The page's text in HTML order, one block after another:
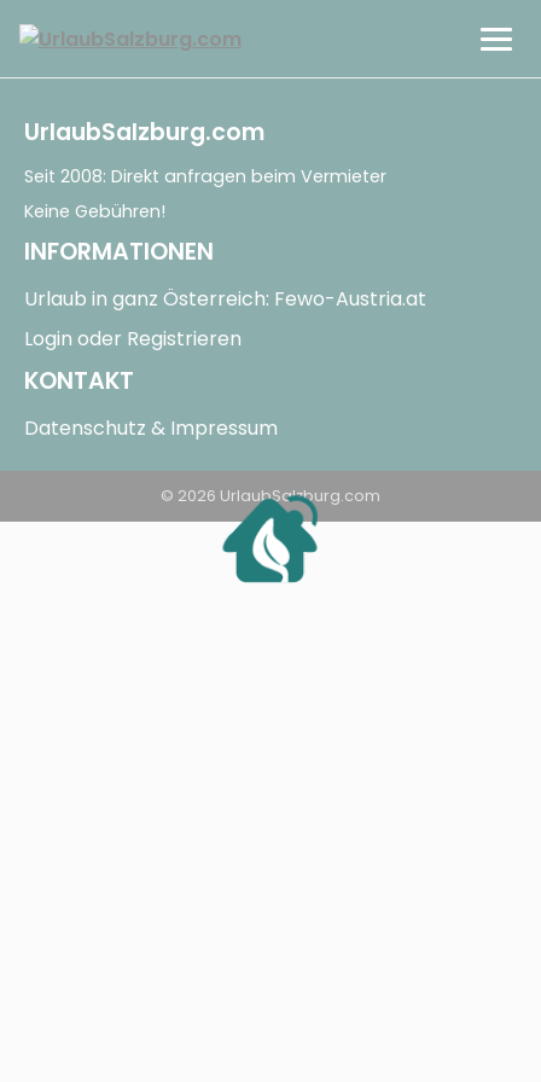
Berge & Natur
Land & See
UrlaubSalzburg.com
Seit 2008: Direkt anfragen beim Vermieter
Keine Gebühren!
INFORMATIONEN
Urlaub in ganz Österreich: Fewo-Austria.at
Login oder Registrieren
KONTAKT
Datenschutz & Impressum
© 2026 UrlaubSalzburg.com